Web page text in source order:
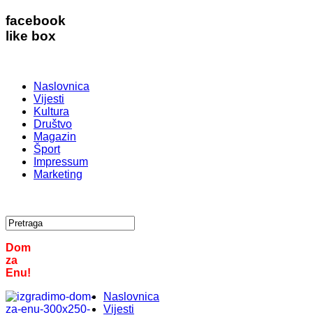
facebook
like box
Naslovnica
Vijesti
Kultura
Društvo
Magazin
Šport
Impressum
Marketing
Dom
za
Enu!
Naslovnica
Vijesti